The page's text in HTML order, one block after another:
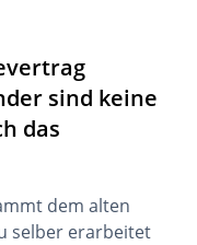
sind keine
das
dem alten
selber erarbeitet